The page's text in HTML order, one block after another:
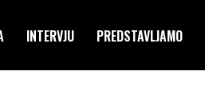
INTERVJU PREDSTAVLJAMO